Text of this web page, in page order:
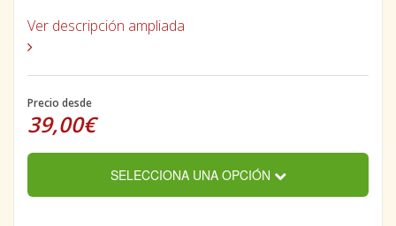
Ver descripción ampliada
Precio desde
39,00€
SELECCIONA UNA OPCIÓN